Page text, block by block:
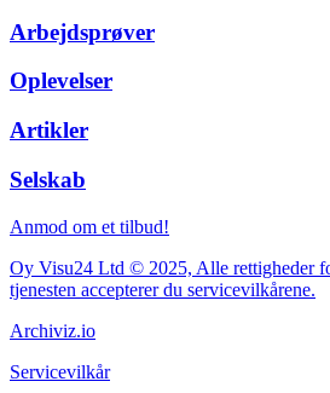
Arbejdsprøver
Oplevelser
Artikler
Selskab
Anmod om et tilbud!
Oy Visu24 Ltd © 2025, Alle rettigheder
tjenesten accepterer du servicevilkårene.
Archiviz.io
Servicevilkår